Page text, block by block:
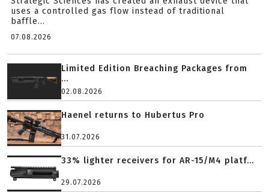
uses a controlled gas flow instead of traditional
baffle...
07.08.2026
Limited Edition Breaching Packages from
...
02.08.2026
Haenel returns to Hubertus Pro
31.07.2026
33% lighter receivers for AR-15/M4 platf...
29.07.2026